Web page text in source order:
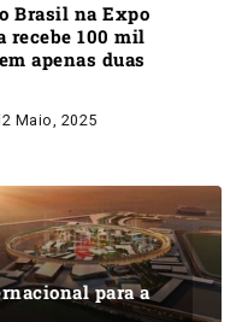
Brasil na Expo
recebe 100 mil
apenas duas
2 Maio, 2025
para a